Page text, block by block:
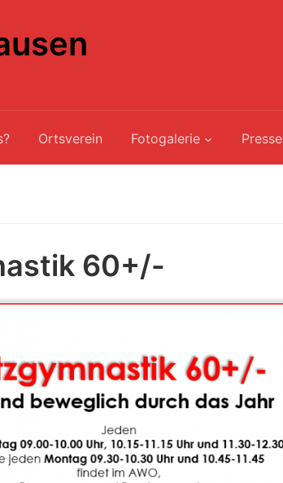
Ortsverein Fotogalerie Presse
60+/-